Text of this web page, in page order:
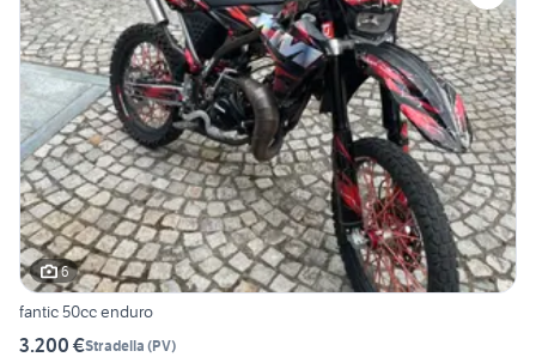
6
fantic 50cc enduro
3.200 €Stradella (PV)